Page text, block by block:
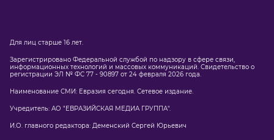
Для лиц старше 16 лет.
Зарегистрировано Федеральной службой по надзору в сфере связи,
информационных технологий и массовых коммуникаций. Свидетельство о
регистрации ЭЛ № ФС 77 - 90897 от 24 февраля 2026 года.
Наименование СМИ: Евразия сегодня. Сетевое издание.
Учредитель: АО "ЕВРАЗИЙСКАЯ МЕДИА ГРУППА".
И.О. главного редактора: Деменский Сергей Юрьевич